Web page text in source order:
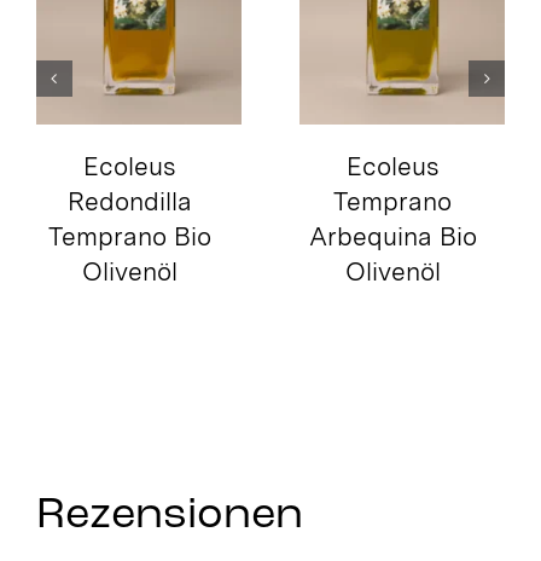
Ecoleus
Temprano
Arbequina Bio
Olivenöl
Isul Arbequina
Bio Olivenöl
Rezensionen